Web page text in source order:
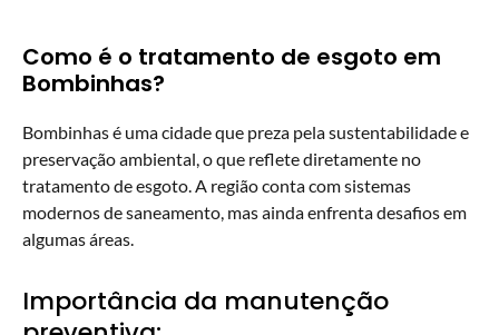
Como é o tratamento de esgoto em
Bombinhas?
Bombinhas é uma cidade que preza pela sustentabilidade e
preservação ambiental, o que reflete diretamente no
tratamento de esgoto. A região conta com sistemas
modernos de saneamento, mas ainda enfrenta desafios em
algumas áreas.
Importância da manutenção